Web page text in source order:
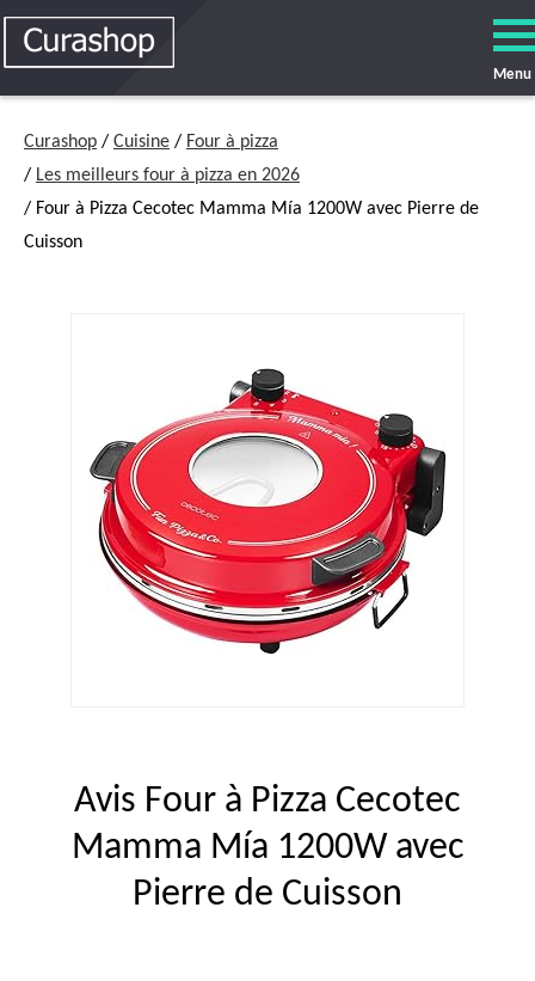
Menu
Curashop / Cuisine / Four à pizza
/ Les meilleurs four à pizza en 2026
/ Four à Pizza Cecotec Mamma Mía 1200W avec Pierre de
Cuisson
Avis Four à Pizza Cecotec
Mamma Mía 1200W avec
Pierre de Cuisson